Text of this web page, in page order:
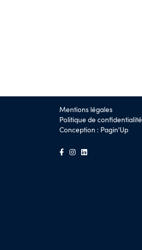
Mentions légales
Politique de confidentialité
Conception : Pagin'Up